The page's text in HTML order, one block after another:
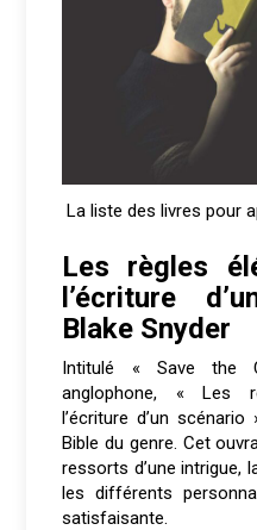
La liste des livres pour
Les règles
l’écriture
Blake Snyder
Intitulé « Save the
anglophone, « Les
l’écriture d’un
Bible du genre. Cet
ressorts d’une intrigue,
les différents
satisfaisante.